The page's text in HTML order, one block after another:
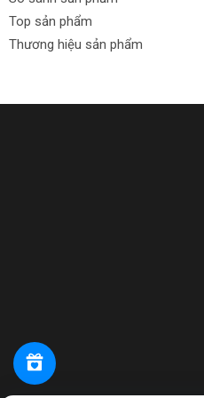
Top sản phẩm
Thương hiệu sản phẩm